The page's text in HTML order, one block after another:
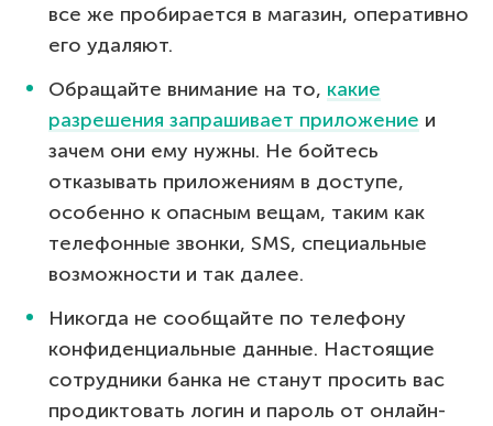
все же пробирается в магазин, оперативно
его удаляют.
Обращайте внимание на то, какие
разрешения запрашивает приложение и
зачем они ему нужны. Не бойтесь
отказывать приложениям в доступе,
особенно к опасным вещам, таким как
телефонные звонки, SMS, специальные
возможности и так далее.
Никогда не сообщайте по телефону
конфиденциальные данные. Настоящие
сотрудники банка не станут просить вас
продиктовать логин и пароль от онлайн-